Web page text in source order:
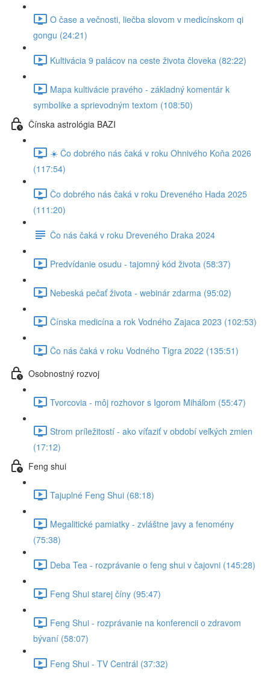
O čase a večnosti, liečba slovom v medicínskom qi
gongu (24:21)
Kultivácia 9 palácov na ceste života človeka (82:22)
Mapa kultivácie pravého - základný komentár k
symbolike a sprievodným textom (108:50)
Čínska astrológia BAZI
☀️ Čo dobrého nás čaká v roku Ohnivého Koňa 2026
(117:54)
Čo dobrého nás čaká v roku Dreveného Hada 2025
(111:20)
Čo nás čaká v roku Dreveného Draka 2024
Predvídanie osudu - tajomný kód života (58:37)
Nebeská pečať života - webinár zdarma (95:02)
Čínska medicína a rok Vodného Zajaca 2023 (102:53)
Čo nás čaká v roku Vodného Tigra 2022 (135:51)
Osobnostný rozvoj
Tvorcovia - môj rozhovor s Igorom Miháľom (55:47)
Strom príležitostí - ako víťaziť v období veľkých zmien
(17:12)
Feng shui
Tajuplné Feng Shui (68:18)
Megalitické pamiatky - zvláštne javy a fenomény
(75:38)
Deba Tea - rozprávanie o feng shui v čajovni (145:28)
Feng Shui starej číny (95:47)
Feng Shui - rozprávanie na konferencii o zdravom
bývaní (58:07)
Feng Shui - TV Centrál (37:32)